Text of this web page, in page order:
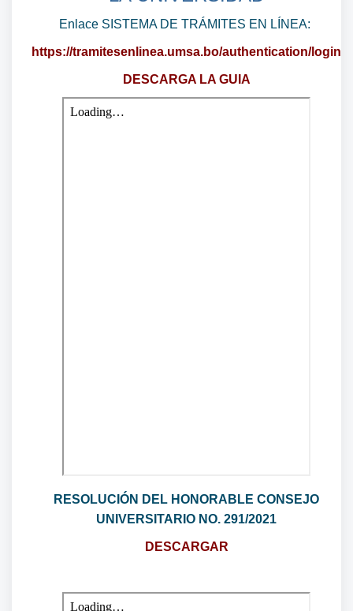
Enlace SISTEMA DE TRÁMITES EN LÍNEA:
https://tramitesenlinea.umsa.bo/authentication/login
DESCARGA LA GUIA
RESOLUCIÓN DEL HONORABLE CONSEJO
UNIVERSITARIO NO. 291/2021
DESCARGAR